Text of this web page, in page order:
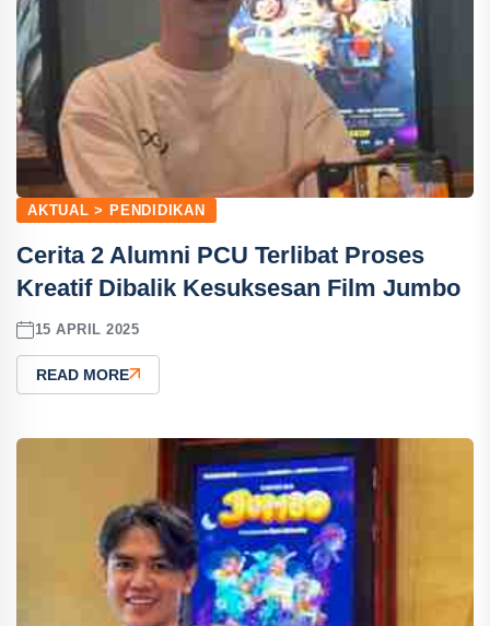
AKTUAL > PENDIDIKAN
Cerita 2 Alumni PCU Terlibat Proses
Kreatif Dibalik Kesuksesan Film Jumbo
15 APRIL 2025
READ MORE